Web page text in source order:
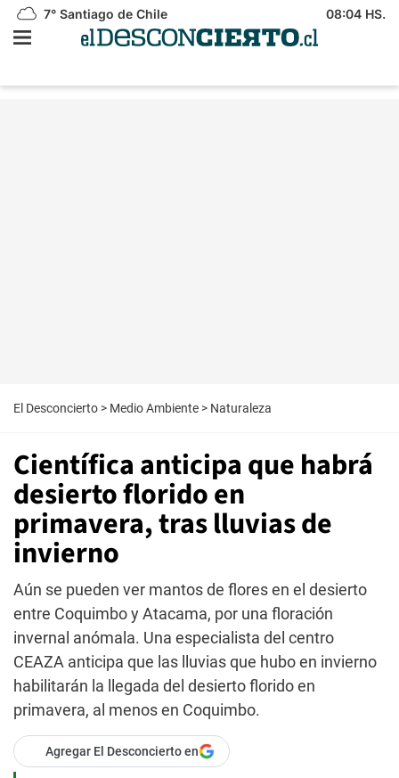
7° Santiago de Chile 08:04 HS.
El Desconcierto > Medio Ambiente > Naturaleza
Científica anticipa que habrá
desierto florido en
primavera, tras lluvias de
invierno
Aún se pueden ver mantos de flores en el desierto
entre Coquimbo y Atacama, por una floración
invernal anómala. Una especialista del centro
CEAZA anticipa que las lluvias que hubo en invierno
habilitarán la llegada del desierto florido en
primavera, al menos en Coquimbo.
Agregar El Desconcierto en